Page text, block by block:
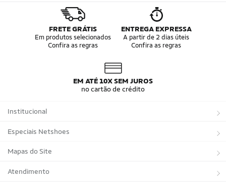
FRETE GRÁTIS
Em produtos selecionados
Confira as regras
ENTREGA EXPRESSA
A partir de 2 dias úteis
Confira as regras
EM ATÉ 10X SEM JUROS
no cartão de crédito
Institucional
Sobre a Netshoes
Política de Privacidade
Programa de Afiliados
Especiais Netshoes
Suplementos
Corrida
Mapas do Site
Marcas
Atendimento